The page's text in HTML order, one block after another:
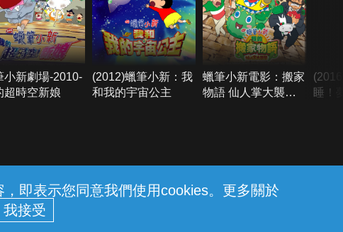
即表示您同意我們使用cookies。更多關於
小新劇場-2010-
超時空新娘
(2012)蠟筆小新：我
和我的宇宙公主
蠟筆小新電影：搬家
物語 仙人掌大襲擊
睡！